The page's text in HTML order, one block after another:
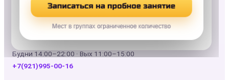
+7(921)995-26-25
Купчино
Балканская пл., 5, ТРК «Балканский-3», этаж 4
Будни 14:00–22:00 · Вых 11:00–15:00
+7(921)995-00-16